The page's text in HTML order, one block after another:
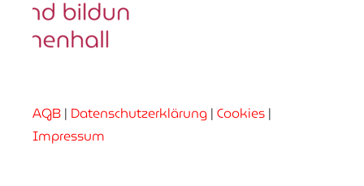
AGB | Datenschutzerklärung | Cookies |
Impressum